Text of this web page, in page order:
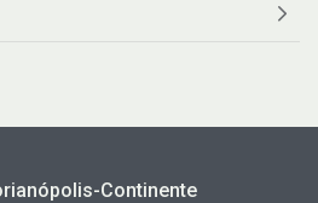
Continente